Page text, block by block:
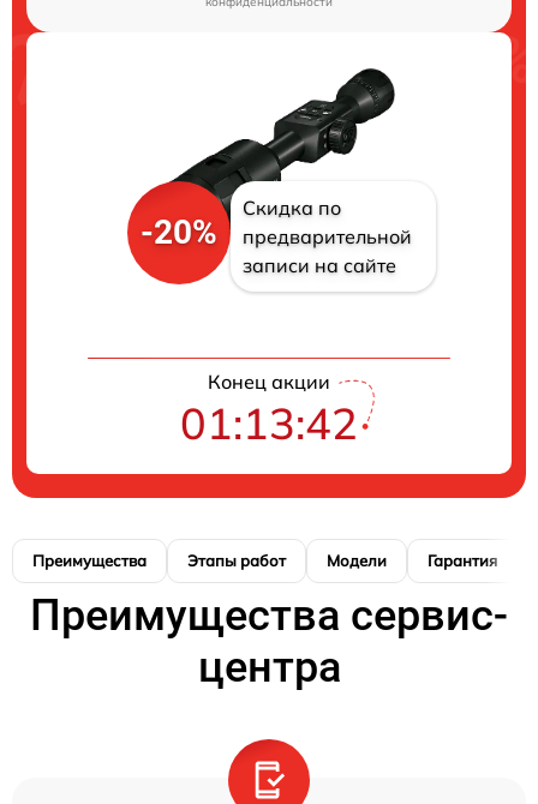
-20%
Скидка по
предварительной
записи на сайте
Конец акции
01:13:41
Преимущества Этапы работ Модели Гарантия
Преимущества сервис-
центра